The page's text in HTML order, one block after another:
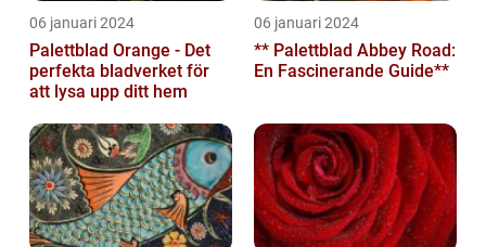
06 januari 2024
Palettblad Orange - Det
perfekta bladverket för
att lysa upp ditt hem
06 januari 2024
** Palettblad Abbey Road:
En Fascinerande Guide**